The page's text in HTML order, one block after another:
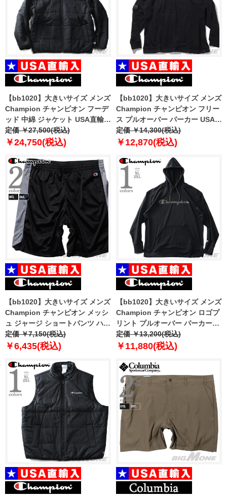
【bb1020】大きいサイズ メンズ
Champion チャンピオン フーデ
ッド 中綿 ジャケット USA直輸入
v74728-586n6a
定価 ￥27,500(税込)
￥24,750(税込)
【bb1020】大きいサイズ メンズ
Champion チャンピオン フリー
ス プルオーバー パーカー USA直
輸入 s90224
定価 ￥14,300(税込)
￥12,870(税込)
【bb1020】大きいサイズ メンズ
Champion チャンピオン メッシ
ュ ジャージ ショートパンツ ハー
フパンツ ショーツ USA直輸入
85861
定価 ￥7,150(税込)
￥6,435(税込)
【bb1020】大きいサイズ メンズ
Champion チャンピオン ロゴプ
リント プルオーバー パーカー
USA直輸入 s9441pg586mda
定価 ￥13,200(税込)
￥11,880(税込)